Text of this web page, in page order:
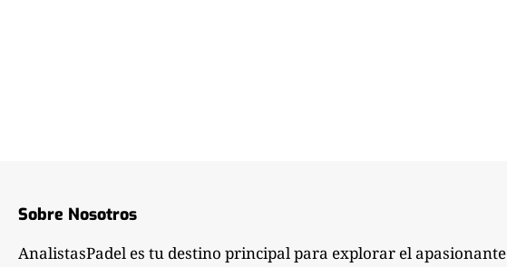
Sobre Nosotros
AnalistasPadel es tu destino principal para explorar el apasionante